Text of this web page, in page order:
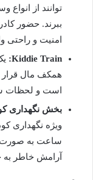
توانند از
ببرند. حضور
امنیت و راحتی
Kiddie Train:
همکف مال قرار
است و لحظات
بخش نگهداری
ویژه نگهداری
ساعت به صورت
آرامش خاطر به